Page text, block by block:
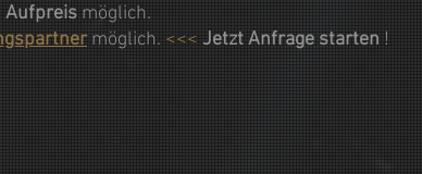
Aufpreis möglich.
möglich. <<< Jetzt Anfrage starten !